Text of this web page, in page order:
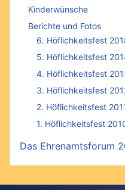
Kinderwünsche
Berichte und Fotos
6. Höflichkeitsfest
5. Höflichkeitsfest
4. Höflichkeitsfest
3. Höflichkeitsfest
2. Höflichkeitsfest
1. Höflichkeitsfest
Das Ehrenamtsforum